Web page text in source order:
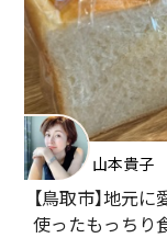
山本貴子
【鳥取市】地元
使ったもっちり